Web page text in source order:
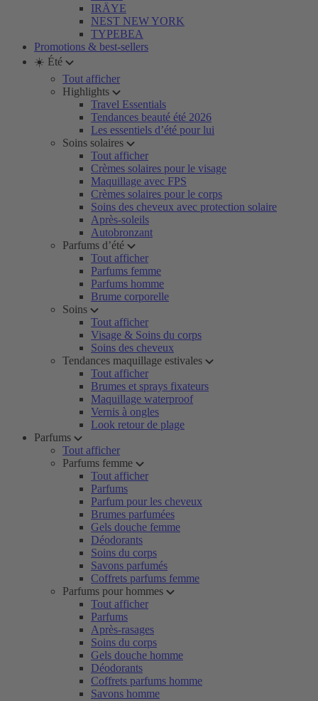
IRÄYE
NEST NEW YORK
TYPEBEA
Promotions & best-sellers
☀️ Été
Tout afficher
Highlights
Travel Essentials
Tendances beauté été 2026
Les essentiels d’été pour lui
Soins solaires
Tout afficher
Crèmes solaires pour le visage
Maquillage avec FPS
Crèmes solaires pour le corps
Soins des cheveux avec protection solaire
Après-soleils
Autobronzant
Parfums d’été
Tout afficher
Parfums femme
Parfums homme
Brume corporelle
Soins
Tout afficher
Visage & Soins du corps
Soins des cheveux
Tendances maquillage estivales
Tout afficher
Brumes et sprays fixateurs
Maquillage waterproof
Vernis à ongles
Look retour de plage
Parfums
Tout afficher
Parfums femme
Tout afficher
Parfums
Parfum pour les cheveux
Brumes parfumées
Gels douche femme
Déodorants
Soins du corps
Savons parfumés
Coffrets parfums femme
Parfums pour hommes
Tout afficher
Parfums
Après-rasages
Soins du corps
Gels douche homme
Déodorants
Coffrets parfums homme
Savons homme